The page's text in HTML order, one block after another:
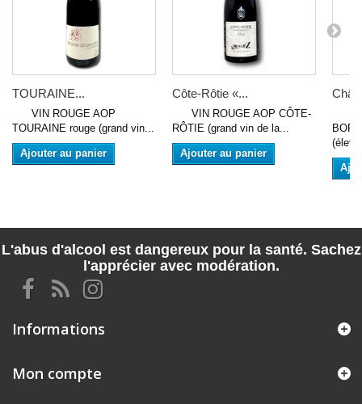
TOURAINE...
VIN ROUGE AOP
TOURAINE rouge (grand vin...
Ajouter au panier
Côte-Rôtie «...
VIN ROUGE AOP CÔTE-
RÔTIE (grand vin de la...
Ajouter au panier
L'abus d'alcool est dangereux pour la santé. Sachez
l'apprécier avec modération.
Informations
Mon compte